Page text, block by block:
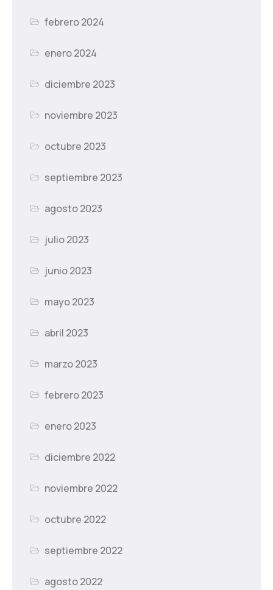
febrero 2024
enero 2024
diciembre 2023
noviembre 2023
octubre 2023
septiembre 2023
agosto 2023
julio 2023
junio 2023
mayo 2023
abril 2023
marzo 2023
febrero 2023
enero 2023
diciembre 2022
noviembre 2022
octubre 2022
septiembre 2022
agosto 2022